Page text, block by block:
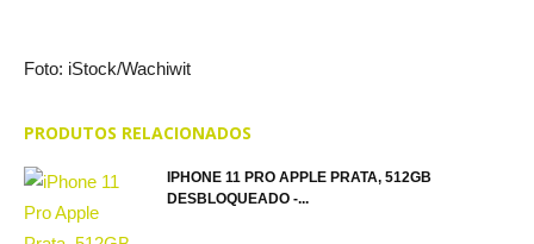
Foto: iStock/Wachiwit
PRODUTOS RELACIONADOS
IPHONE 11 PRO APPLE PRATA, 512GB
DESBLOQUEADO -...